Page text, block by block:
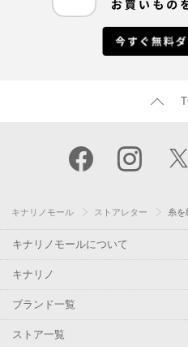
キナリノモール ストアレター 糸を
キナリノモールについて
キナリノ
ブランド一覧
ストア一覧